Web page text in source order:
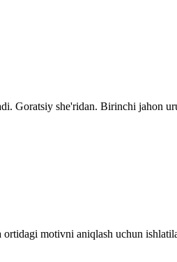
Goratsiy she'ridan. Birinchi jahon
motivni aniqlash uchun